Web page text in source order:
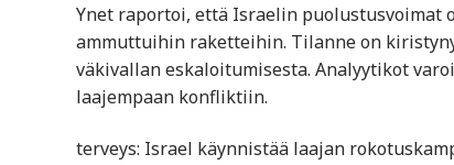
Ynet raportoi, että Israelin puolustusvoimat
ammuttuihin raketteihin. Tilanne on
väkivallan eskaloitumisesta. Analyytikot
laajempaan konfliktiin.
terveys: Israel käynnistää laajan